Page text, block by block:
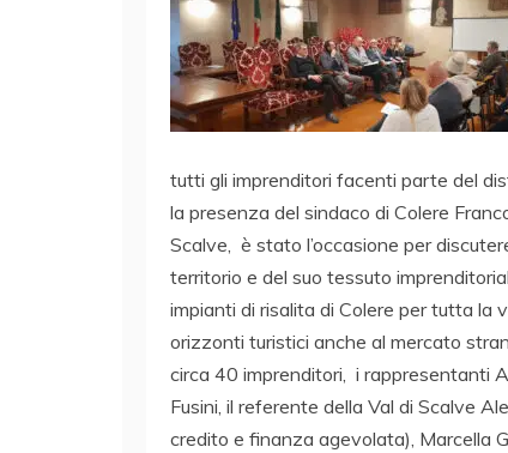
tutti gli imprenditori facenti parte del
la presenza del sindaco di Colere
Scalve, è stato l’occasione per
territorio e del suo tessuto
impianti di risalita di Colere per tutta la
orizzonti turistici anche al mercato
circa 40 imprenditori, i rappresentanti
Fusini, il referente della Val di Scalve
credito e finanza agevolata), Marcella